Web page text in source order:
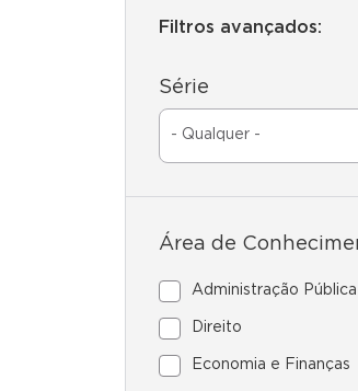
Filtros avançados:
Série
Área de
Administração Pública
Direito
Economia e Finanças